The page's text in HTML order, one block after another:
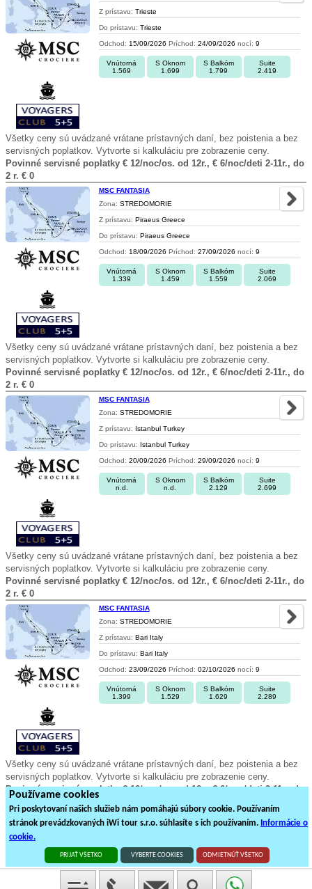
Používame cookies
Pri poskytovaní našich služieb nám pomáhajú súbory cookie. Používaním
stránok prevádzkovaných iWi tour s.r.o. súhlasíte s ich používaním. Informácie o
cookie.
PRIJAŤ VŠETKO VYBERTE COOKIES ODMIETNÚŤ VŠETKO
Z prístavu: Trieste
Do prístavu: Trieste
Odchod: 15/09/2026 Príchod: 24/09/2026 nocí: 9
Vnútorná
1.569
S Oknom
1.699
S Balkóm
1.799
Suite
2.419
Všetky ceny sú uvádzané vrátane prístavných daní, bez poistenia a bez
servisných poplatkov. Vytvorte si kalkuláciu pre zobrazenie ceny.
Povinné servisné poplatky € 12/noc/os. od 12r., € 6/noc/deti 2-11r., do
2 r. € 0
MSC FANTASIA
Zona: STREDOMORIE
Z prístavu: Piraeus Greece
Do prístavu: Piraeus Greece
Odchod: 18/09/2026 Príchod: 27/09/2026 nocí: 9
Vnútorná
1.339
S Oknom
1.459
S Balkóm
1.559
Suite
2.069
Všetky ceny sú uvádzané vrátane prístavných daní, bez poistenia a bez
servisných poplatkov. Vytvorte si kalkuláciu pre zobrazenie ceny.
Povinné servisné poplatky € 12/noc/os. od 12r., € 6/noc/deti 2-11r., do
2 r. € 0
MSC FANTASIA
Zona: STREDOMORIE
Z prístavu: Istanbul Turkey
Do prístavu: Istanbul Turkey
Odchod: 20/09/2026 Príchod: 29/09/2026 nocí: 9
Vnútorná
n.d.
S Oknom
n.d.
S Balkóm
2.129
Suite
2.699
Všetky ceny sú uvádzané vrátane prístavných daní, bez poistenia a bez
servisných poplatkov. Vytvorte si kalkuláciu pre zobrazenie ceny.
Povinné servisné poplatky € 12/noc/os. od 12r., € 6/noc/deti 2-11r., do
2 r. € 0
MSC FANTASIA
Zona: STREDOMORIE
Z prístavu: Bari Italy
Do prístavu: Bari Italy
Odchod: 23/09/2026 Príchod: 02/10/2026 nocí: 9
Vnútorná
1.399
S Oknom
1.529
S Balkóm
1.629
Suite
2.289
Všetky ceny sú uvádzané vrátane prístavných daní, bez poistenia a bez
servisných poplatkov. Vytvorte si kalkuláciu pre zobrazenie ceny.
Povinné servisné poplatky € 12/noc/os. od 12r., € 6/noc/deti 2-11r., do
1 2 3 4 5 6 7 8 9
491plavieb loďou na25stránkách